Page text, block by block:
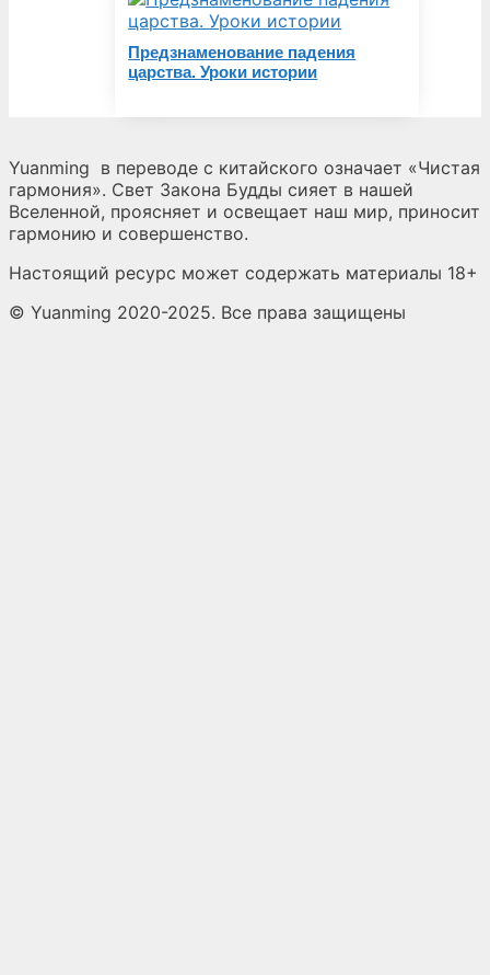
Предзнаменование падения
царства. Уроки истории
Yuanming в переводе с китайского означает «Чистая
гармония». Свет Закона Будды сияет в нашей
Вселенной, проясняет и освещает наш мир, приносит
гармонию и совершенство.
Настоящий ресурс может содержать материалы 18+
© Yuanming 2020-2025. Все права защищены